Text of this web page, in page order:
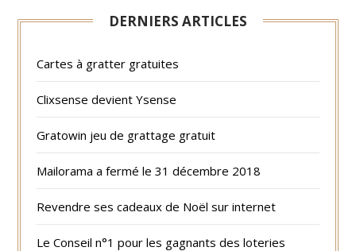
DERNIERS ARTICLES
Cartes à gratter gratuites
Clixsense devient Ysense
Gratowin jeu de grattage gratuit
Mailorama a fermé le 31 décembre 2018
Revendre ses cadeaux de Noël sur internet
Le Conseil n°1 pour les gagnants des loteries